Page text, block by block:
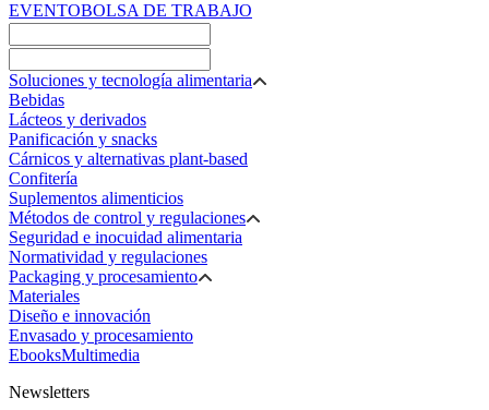
EVENTOBOLSA DE TRABAJO
Soluciones y tecnología alimentaria
Bebidas
Lácteos y derivados
Panificación y snacks
Cárnicos y alternativas plant-based
Confitería
Suplementos alimenticios
Métodos de control y regulaciones
Seguridad e inocuidad alimentaria
Normatividad y regulaciones
Packaging y procesamiento
Materiales
Diseño e innovación
Envasado y procesamiento
EbooksMultimedia
Newsletters